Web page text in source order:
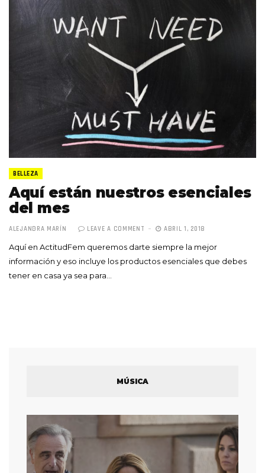
BELLEZA
Aquí están nuestros esenciales
del mes
ALEJANDRA MARÍN LEAVE A COMMENT ABRIL 1, 2018
Aquí en ActitudFem queremos darte siempre la mejor
información y eso incluye los productos esenciales que debes
tener en casa ya sea para…
MÚSICA